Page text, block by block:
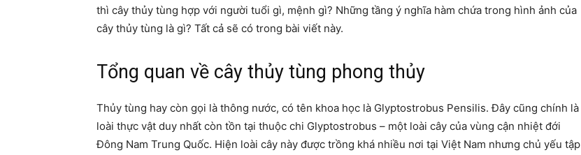
cuộc
thì cây thủy tùng hợp với người tuổi gì, mệnh gì? Những tầng ý nghĩa hàm chứa trong hình ảnh của
cây thủy tùng là gì? Tất cả sẽ có trong bài viết này.
Tổng quan về cây thủy tùng phong thủy
Thủy tùng hay còn gọi là thông nước, có tên khoa học là Glyptostrobus Pensilis. Đây cũng chính là
loài thực vật duy nhất còn tồn tại thuộc chi Glyptostrobus – một loài cây của vùng cận nhiệt đới
Đông Nam Trung Quốc. Hiện loài cây này được trồng khá nhiều nơi tại Việt Nam nhưng chủ yếu tập